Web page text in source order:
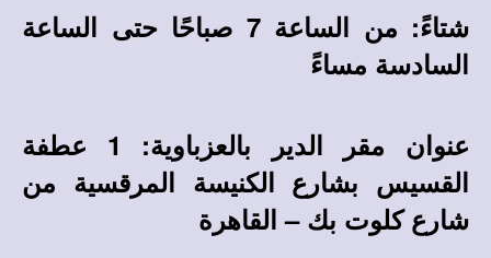
شتاءً: من الساعة 7 صباحًا حتى الساعة
السادسة مساءً
عنوان مقر الدير بالعزباوية: 1 عطفة
القسيس بشارع الكنيسة المرقسية من
شارع كلوت بك – القاهرة